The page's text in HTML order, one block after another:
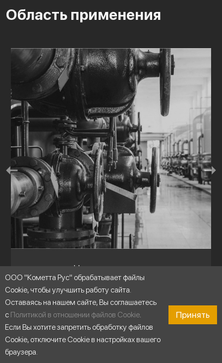
Область применения
Циркуляция воды
ООО "Кометта Рус" обрабатывает файлы
Cookie, чтобы улучшить работу сайта.
Оставаясь на нашем сайте, Вы соглашаетесь
с Политикой в отношении файлов Cookie.
Если Вы хотите запретить обработку файлов
Cookie, отключите Cookie в настройках вашего
браузера.
Принять